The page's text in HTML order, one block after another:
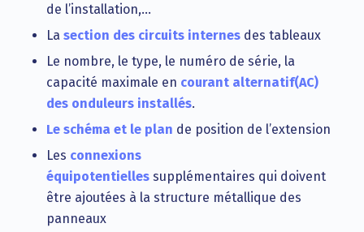
de l’installation,…
La section des circuits internesdes tableaux
Le nombre, le type, le numéro de série, la
capacité maximale en courant alternatif(AC)
des onduleurs installés.
Le schéma et le plan de position de l’extension
Les connexions
équipotentiellessupplémentaires qui doivent
être ajoutées à la structure métallique des
panneaux